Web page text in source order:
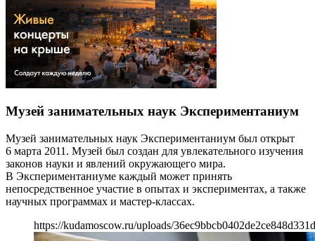
Музей занимательных наук Экспериментаниум
Музей занимательных наук Экспериментаниум был открыт
6 марта 2011. Музей был создан для увлекательного изучения
законов науки и явлений окружающего мира.
В Экспериментаниуме каждый может принять
непосредственное участие в опытах и экспериментах, а также
научных программах и мастер-классах.
https://kudamoscow.ru/uploads/